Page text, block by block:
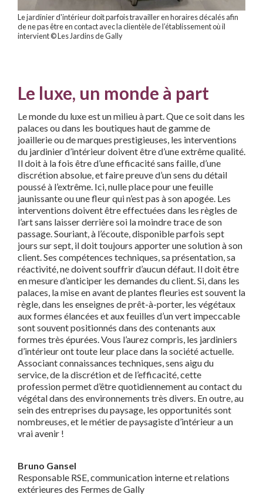
Le jardinier d'intérieur doit parfois travailler en horaires décalés afin
de ne pas être en contact avec la clientèle de l’établissement où il
intervient © Les Jardins de Gally
Le luxe, un monde à part
Le monde du luxe est un milieu à part. Que ce soit dans les
palaces ou dans les boutiques haut de gamme de
joaillerie ou de marques prestigieuses, les interventions
du jardinier d’intérieur doivent être d’une extrême qualité.
Il doit à la fois être d’une efficacité sans faille, d’une
discrétion absolue, et faire preuve d’un sens du détail
poussé à l’extrême. Ici, nulle place pour une feuille
jaunissante ou une fleur qui n’est pas à son apogée. Les
interventions doivent être effectuées dans les règles de
l’art sans laisser derrière soi la moindre trace de son
passage. Souriant, à l’écoute, disponible parfois sept
jours sur sept, il doit toujours apporter une solution à son
client. Ses compétences techniques, sa présentation, sa
réactivité, ne doivent souffrir d’aucun défaut. Il doit être
en mesure d’anticiper les demandes du client. Si, dans les
palaces, la mise en avant de plantes fleuries est souvent la
règle, dans les enseignes de prêt-à-porter, les végétaux
aux formes élancées et aux feuilles d’un vert impeccable
sont souvent positionnés dans des contenants aux
formes très épurées. Vous l’aurez compris, les jardiniers
d’intérieur ont toute leur place dans la société actuelle.
Associant connaissances techniques, sens aigu du
service, de la discrétion et de l’efficacité, cette
profession permet d’être quotidiennement au contact du
végétal dans des environnements très divers. En outre, au
sein des entreprises du paysage, les opportunités sont
nombreuses, et le métier de paysagiste d’intérieur a un
vrai avenir !
Bruno Gansel
Responsable RSE, communication interne et relations
extérieures des Fermes de Gally